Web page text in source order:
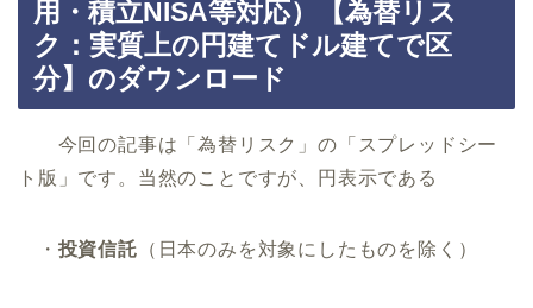
用・積立NISA等対応）【為替リス
ク：実質上の円建てドル建てで区
分】のダウンロード
今回の記事は「為替リスク」の「スプレッドシー
ト版」です。当然のことですが、円表示である
・ 投資信託 （日本のみを対象にしたものを除く）